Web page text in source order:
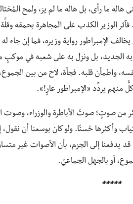
ما رأى، بل هاله ما لم يرَ، ولمح
الوزير الكذب على المجاهرة بحمقه
الإمبراطور رواية وزيره، فما إن جاء له
ثوبه الجديد، بل ونزل به على شعبه في
واطمأن قلبه. فجأة، لاح من بين
منهم يردِّد «الإمبراطور عارٍ!».
من صوتٍ؛ صوتُ الأباطرة والوزراء، وصوت
وأكثرها حُسنًا. ولو كان بوسعنا أن
يدفعنا إلى الجزم، بأن الأصوات غير
أو بالجهل الجماعيّ.
*****